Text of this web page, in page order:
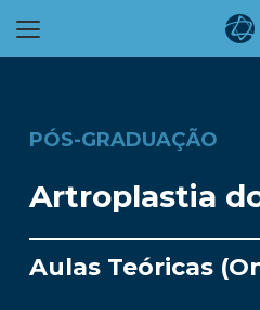
to
PÓS-GRADUAÇÃO
Artroplastia
Aulas Teóricas